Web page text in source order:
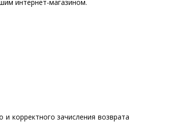
интернет-магазином.
корректного зачисления возврата